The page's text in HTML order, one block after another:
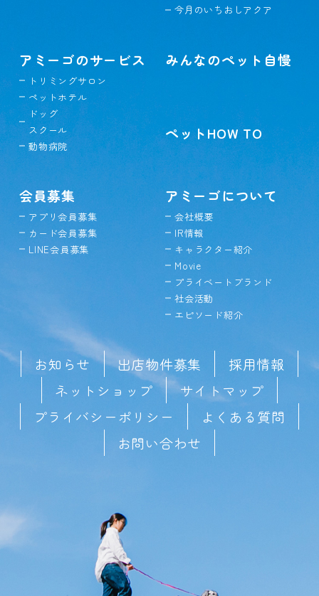
今月のいちおしアクア
アミーゴのサービス
トリミングサロン
ペットホテル
ドッグ
スクール
動物病院
みんなのペット自慢
ペットHOW TO
会員募集
アプリ会員募集
カード会員募集
LINE会員募集
アミーゴについて
会社概要
IR情報
キャラクター紹介
Movie
プライベートブランド
社会活動
エピソード紹介
お知らせ 出店物件募集
採用情報
ネットショップ
サイトマップ
プライバシーポリシー
よくある質問
お問い合わせ